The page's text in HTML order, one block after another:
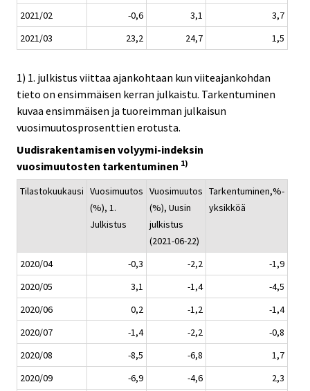
2021/02
-0,6 3,1
3,7
2021/03
23,2 24,7 1,5
1) 1. julkistus viittaa ajankohtaan kun viiteajankohdan
tieto on ensimmäisen kerran julkaistu. Tarkentuminen
kuvaa ensimmäisen ja tuoreimman julkaisun
vuosimuutosprosenttien erotusta.
Uudisrakentamisen volyymi-indeksin
vuosimuutosten tarkentuminen 1)
Tilastokuukausi Vuosimuutos
(%), 1.
Julkistus
Vuosimuutos
(%), Uusin
julkistus
(2021-06-22)
Tarkentuminen,%-
yksikköä
2020/04 -0,3 -2,2
-1,9
2020/05
3,1 -1,4
-4,5
2020/06
0,2 -1,2
-1,4
2020/07
-1,4 -2,2
-0,8
2020/08
-8,5 -6,8
1,7
2020/09
-6,9 -4,6 2,3